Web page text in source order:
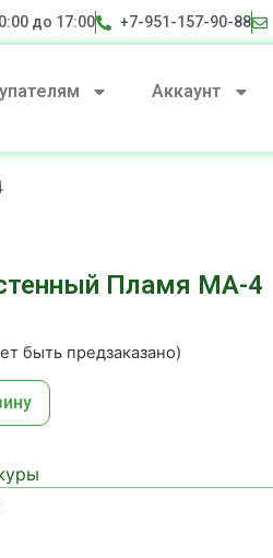
до 17:00 +7-951-157-90-88
Аккаунт
Пламя МА-4
быть предзаказано)